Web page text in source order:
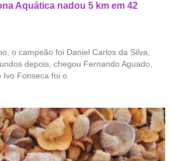
Aquática nadou 5 km em 42
o campeão foi Daniel Carlos da Silva,
depois, chegou Fernando Aguado,
Ivo Fonseca foi o